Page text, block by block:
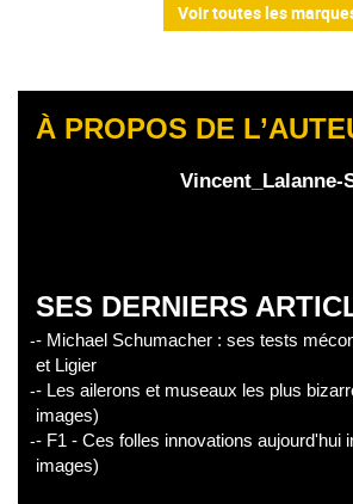
Voir toutes les
À PROPOS DE
Vincent_Lalanne-
SES DERNIERS
- Michael Schumacher : ses tests
et Ligier
- Les ailerons et museaux les plus
images)
- F1 - Ces folles innovations aujourd'hui
images)